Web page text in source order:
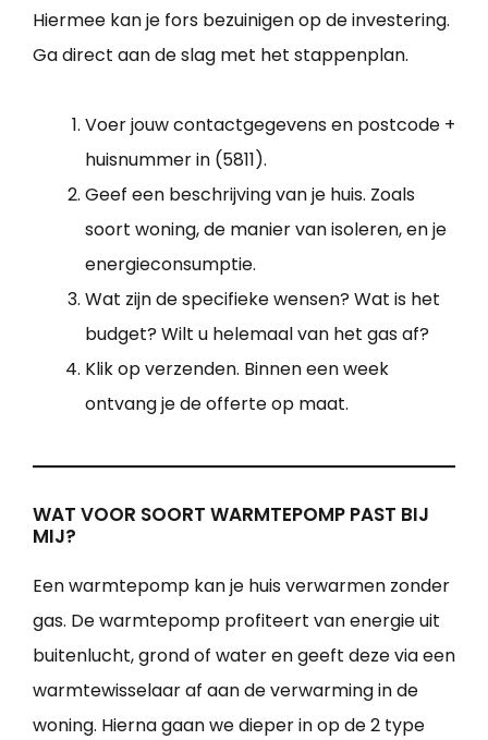
Hiermee kan je fors bezuinigen op de investering.
Ga direct aan de slag met het stappenplan.
Voer jouw contactgegevens en postcode +
huisnummer in (5811).
Geef een beschrijving van je huis. Zoals
soort woning, de manier van isoleren, en je
energieconsumptie.
Wat zijn de specifieke wensen? Wat is het
budget? Wilt u helemaal van het gas af?
Klik op verzenden. Binnen een week
ontvang je de offerte op maat.
WAT VOOR SOORT WARMTEPOMP PAST BIJ
MIJ?
Een warmtepomp kan je huis verwarmen zonder
gas. De warmtepomp profiteert van energie uit
buitenlucht, grond of water en geeft deze via een
warmtewisselaar af aan de verwarming in de
woning. Hierna gaan we dieper in op de 2 type